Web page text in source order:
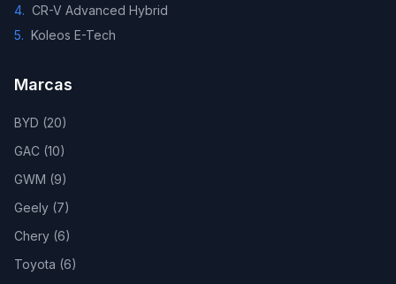
4. CR-V Advanced Hybrid
5. Koleos E-Tech
Marcas
BYD (20)
GAC (10)
GWM (9)
Geely (7)
Chery (6)
Toyota (6)